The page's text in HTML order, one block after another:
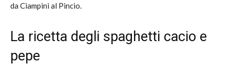
da Ciampini al Pincio.
La ricetta degli spaghetti cacio e
pepe